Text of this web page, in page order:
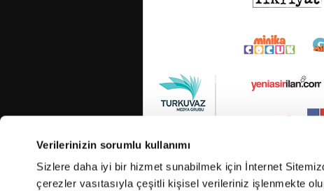
Verilerinizin sorumlu kullanımı
Sizlere daha iyi bir hizmet sunabilmek için İnternet
çerezler vasıtasıyla çeşitli kişisel verileriniz işlenmekte